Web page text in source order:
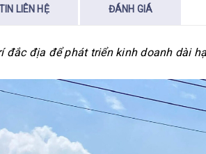
LIÊN HỆ ĐÁNH GIÁ
đắc địa để phát triển kinh doanh dài